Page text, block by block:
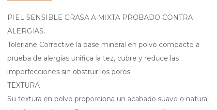
PIEL SENSIBLE GRASA A MIXTA PROBADO CONTRA
ALERGIAS.
Toleriane Corrective la base mineral en polvo compacto a
prueba de alergias unifica la tez, cubre y reduce las
imperfecciones sin obstruir los poros.
TEXTURA
Su textura en polvo proporciona un acabado suave o natural